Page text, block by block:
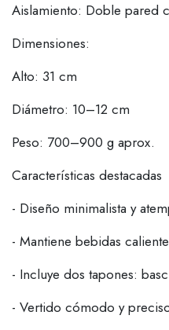
Aislamiento: Doble pared
Dimensiones:
Alto: 31 cm
Diámetro: 10–12 cm
Peso: 700–900 g aprox.
Características destacadas
- Diseño minimalista y
- Mantiene bebidas
- Incluye dos tapones:
- Vertido cómodo y